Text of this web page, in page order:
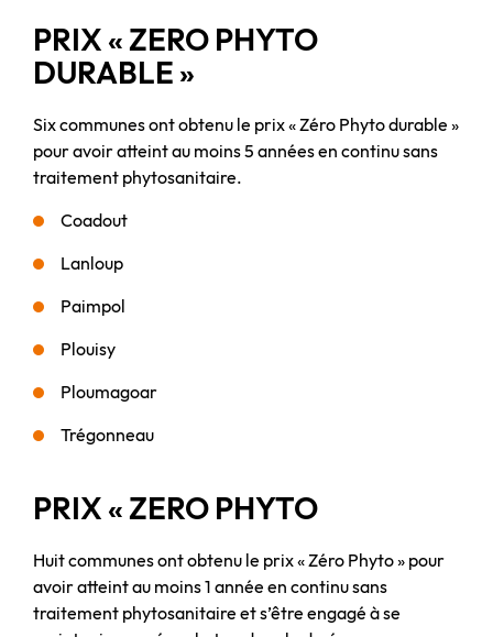
PRIX « ZERO PHYTO
DURABLE »
Six communes ont obtenu le prix « Zéro Phyto durable »
pour avoir atteint au moins 5 années en continu sans
traitement phytosanitaire.
Coadout
Lanloup
Paimpol
Plouisy
Ploumagoar
Trégonneau
PRIX « ZERO PHYTO
Huit communes ont obtenu le prix « Zéro Phyto » pour
avoir atteint au moins 1 année en continu sans
traitement phytosanitaire et s’être engagé à se